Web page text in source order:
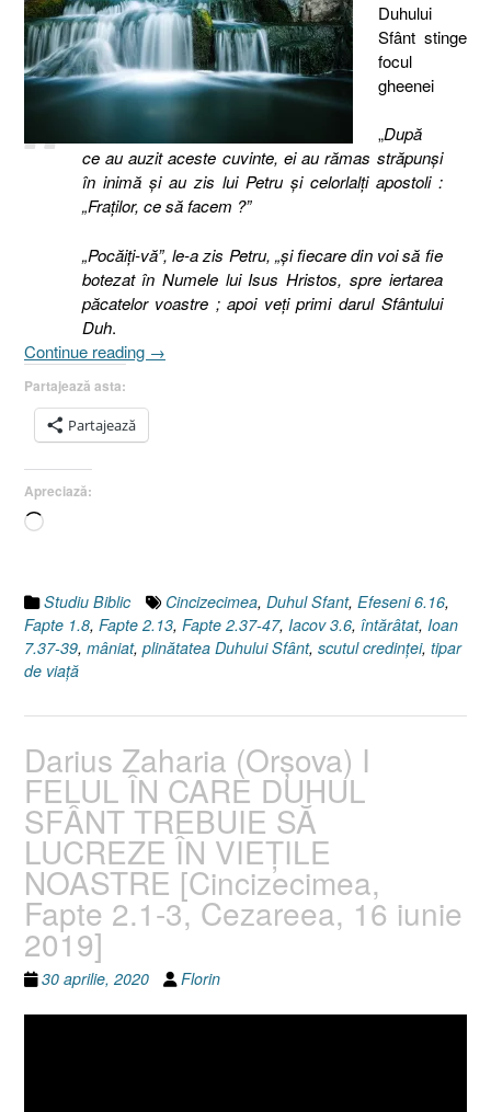
Duhului
Sfânt stinge
focul
gheenei
„După
ce au auzit aceste cuvinte, ei au rămas străpunşi
în inimă şi au zis lui Petru şi celorlalţi apostoli :
„Fraţilor, ce să facem ?”
„Pocăiţi-vă”, le-a zis Petru, „şi fiecare din voi să fie
botezat în Numele lui Isus Hristos, spre iertarea
păcatelor voastre ; apoi veţi primi darul Sfântului
Duh.
Continue reading „Importanţa
Sfânt
Apostolilor
2.37-
47]”
→
Partajează asta:
Partajează
Apreciază:
Încarc...
Studiu Biblic Cincizecimea, Duhul Sfant, Efeseni 6.16,
Fapte 1.8, Fapte 2.13, Fapte 2.37-47, Iacov 3.6, întărâtat, Ioan
7.37-39, mâniat, plinătatea Duhului Sfânt, scutul credinţei, tipar
de viaţă
Darius Zaharia (Orşova) I
FELUL ÎN CARE DUHUL
SFÂNT TREBUIE SĂ
LUCREZE ÎN VIEŢILE
NOASTRE [Cincizecimea,
Fapte 2.1-3, Cezareea, 16 iunie
2019]
30 aprilie, 2020 Florin